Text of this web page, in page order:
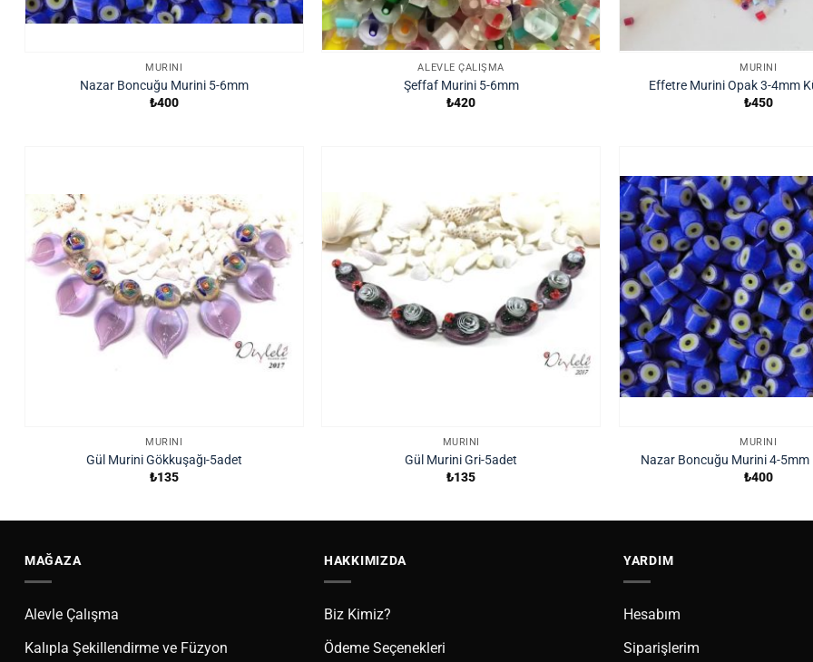
MURINI
Nazar Boncuğu Murini 5-6mm
₺400
ALEVLE ÇALIŞMA
Şeffaf Murini 5-6mm
₺420
MURINI
Effetre Murini Opak 3-4mm
₺450
MURINI
Gül Murini Gökkuşağı-5adet
₺135
MURINI
Gül Murini Gri-5adet
₺135
MURINI
Nazar Boncuğu Murini 4-5mm
₺400
MAĞAZA
Alevle Çalışma
Kalıpla Şekillendirme ve Füzyon
HAKKIMIZDA
Biz Kimiz?
Ödeme Seçenekleri
YARDIM
Hesabım
Siparişlerim